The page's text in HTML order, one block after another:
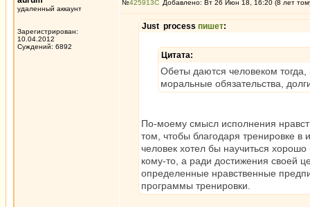
удаленный аккаунт
Зарегистрирован:
10.04.2012
Суждений: 6892
№425913 Добавлено: Вт 26 Июн 18, 16:20 (8 лет
Just process пишет:
Цитата:
Обеты даются человеком
моральные обязательства,
По-моему смысл исполнения
том, чтобы благодаря тренировке в
человек хотел бы научиться
кому-то, а ради достижения своей
определенные нравственные
программы тренировки.